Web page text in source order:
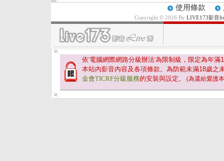
使用條款
Copyright © 2026 By LIVE173影音
依'電腦網際網路分級辦法'為限制級，限定為年滿
本站內影音內容及各項條款。為防範未滿18歲之
金會TICRF分級服務的安裝與設定。 (為還給愛護